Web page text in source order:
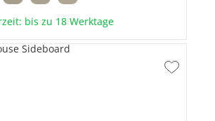
bis zu 18 Werktage
Sideboard